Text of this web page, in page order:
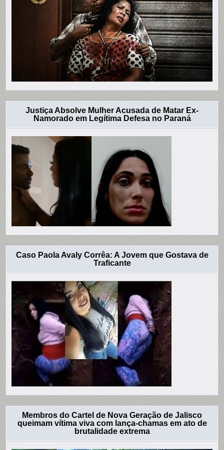
Justiça Absolve Mulher Acusada de Matar Ex-
Namorado em Legítima Defesa no Paraná
Caso Paola Avaly Corrêa: A Jovem que Gostava de
Traficante
Membros do Cartel de Nova Geração de Jalisco
queimam vítima viva com lança-chamas em ato de
brutalidade extrema